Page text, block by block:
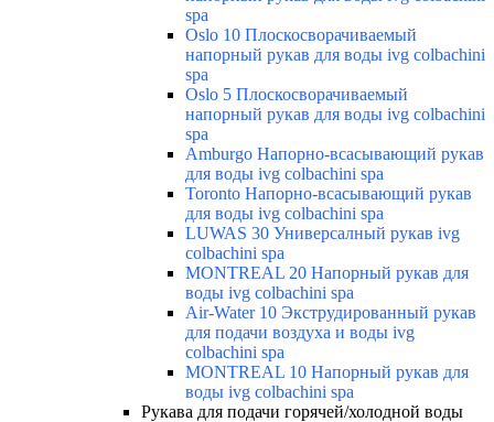
spa
Oslo 10 Плоскосворачиваемый
напорный рукав для воды ivg colbachini
spa
Oslo 5 Плоскосворачиваемый
напорный рукав для воды ivg colbachini
spa
Amburgo Напорно-всасывающий рукав
для воды ivg colbachini spa
Toronto Напорно-всасывающий рукав
для воды ivg colbachini spa
LUWAS 30 Универсалный рукав ivg
colbachini spa
MONTREAL 20 Напорный рукав для
воды ivg colbachini spa
Air-Water 10 Экструдированный рукав
для подачи воздуха и воды ivg
colbachini spa
MONTREAL 10 Напорный рукав для
воды ivg colbachini spa
Рукава для подачи горячей/холодной воды